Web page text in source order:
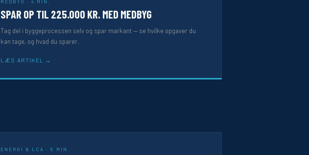
MEDBYG · 4 MIN.
SPAR OP TIL 225.000 KR. MED MEDBYG
Tag del i byggeprocessen selv og spar markant — se hvilke opgaver du
kan tage, og hvad du sparer.
LÆS ARTIKEL
ENERGI & LCA · 5 MIN.